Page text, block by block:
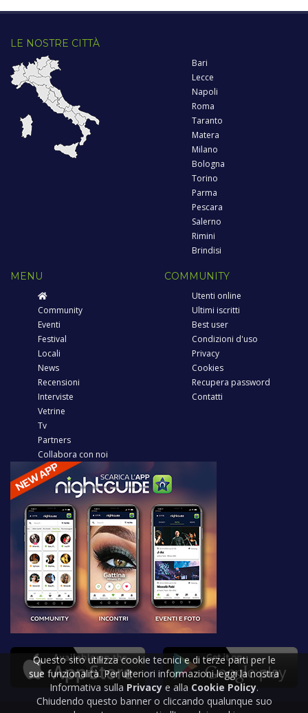
LE NOSTRE CITTÀ
Bari
Lecce
Napoli
Roma
Taranto
Matera
Milano
Bologna
Torino
Parma
Pescara
Salerno
Rimini
Brindisi
MENU
Community
Eventi
Festival
Locali
News
Recensioni
Interviste
Vetrine
Tv
Partners
Collabora con noi
COMMUNITY
Utenti online
Ultimi iscritti
Best user
Condizioni d'uso
Privacy
Cookies
Recupera password
Contatti
Questo sito utilizza cookie tecnici e di terze parti per le
sue funzionalità. Per ulteriori informazioni leggi la nostra
Informativa sulla Privacy e alla Cookie Policy.
Chiudendo questo banner o cliccando qualunque suo